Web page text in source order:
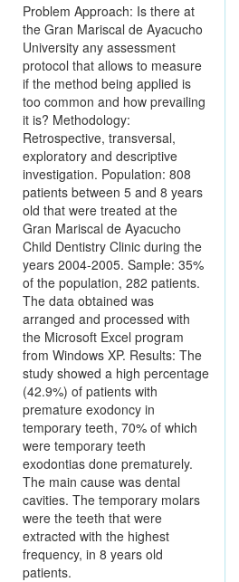
Problem Approach: Is there at
the Gran Mariscal de Ayacucho
University any assessment
protocol that allows to measure
if the method being applied is
too common and how prevailing
it is? Methodology:
Retrospective, transversal,
exploratory and descriptive
investigation. Population: 808
patients between 5 and 8 years
old that were treated at the
Gran Mariscal de Ayacucho
Child Dentistry Clinic during the
years 2004-2005. Sample: 35%
of the population, 282 patients.
The data obtained was
arranged and processed with
the Microsoft Excel program
from Windows XP. Results: The
study showed a high percentage
(42.9%) of patients with
premature exodoncy in
temporary teeth, 70% of which
were temporary teeth
exodontias done prematurely.
The main cause was dental
cavities. The temporary molars
were the teeth that were
extracted with the highest
frequency, in 8 years old
patients.